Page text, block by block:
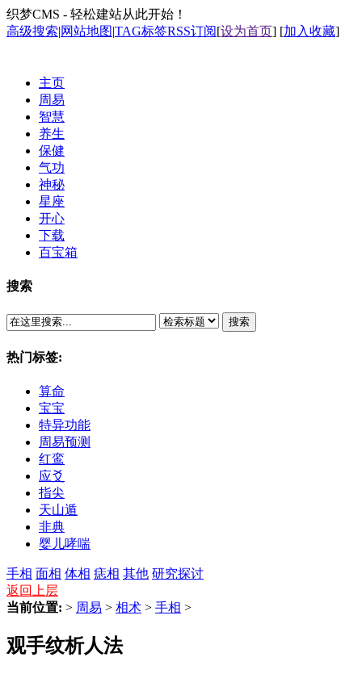
织梦CMS - 轻松建站从此开始！
高级搜索|网站地图|TAG标签RSS订阅[设为首页] [加入收藏]
主页
周易
智慧
养生
保健
气功
神秘
星座
开心
下载
百宝箱
搜索
搜索
热门标签:
算命
宝宝
特异功能
周易预测
红鸾
应爻
指尖
天山遁
非典
婴儿哮喘
手相 面相 体相 痣相 其他 研究探讨
返回上层
当前位置: > 周易 > 相术 > 手相 >
观手纹析人法